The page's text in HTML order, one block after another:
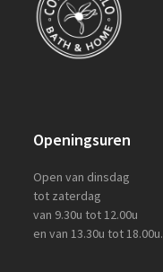
Openingsuren
Open van dinsdag
tot zaterdag
van 9.30u tot 12.00u
en van 13.30u tot 18.00u.